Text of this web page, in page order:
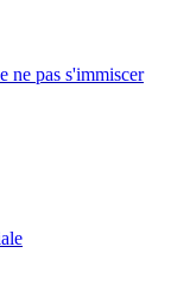
ne pas s'immiscer